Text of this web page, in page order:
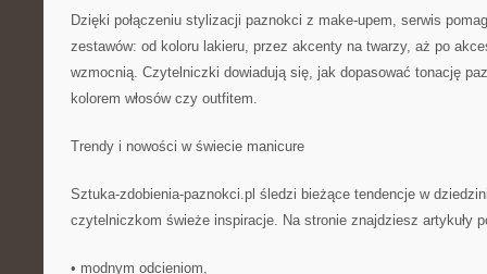
Dzięki połączeniu stylizacji paznokci z make-upem, serwis
zestawów: od koloru lakieru, przez akcenty na twarzy, aż po
wzmocnią. Czytelniczki dowiadują się, jak dopasować tonację
kolorem włosów czy outfitem.
Trendy i nowości w świecie manicure
Sztuka-zdobienia-paznokci.pl śledzi bieżące tendencje w
czytelniczkom świeże inspiracje. Na stronie znajdziesz artykuły
• modnym odcieniom,